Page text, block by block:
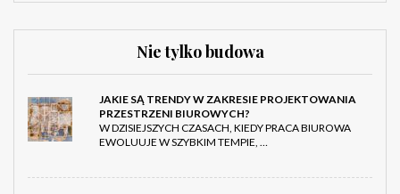
Nie tylko budowa
JAKIE SĄ TRENDY W ZAKRESIE PROJEKTOWANIA
PRZESTRZENI BIUROWYCH?
W DZISIEJSZYCH CZASACH, KIEDY PRACA BIUROWA
EWOLUUJE W SZYBKIM TEMPIE, …